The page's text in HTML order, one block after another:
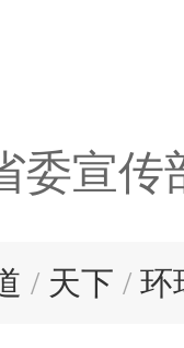
委宣传
/ 天下 / 环